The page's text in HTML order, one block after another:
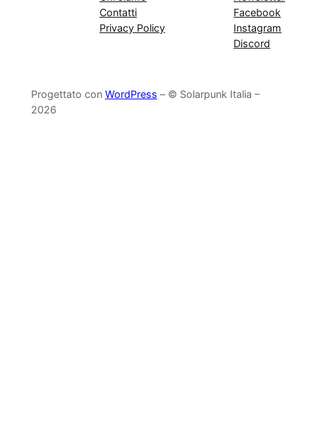
Contatti
Privacy Policy
Facebook
Instagram
Discord
Progettato con WordPress – © Solarpunk Italia –
2026